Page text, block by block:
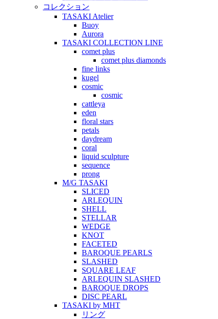
コレクション
TASAKI Atelier
Buoy
Aurora
TASAKI COLLECTION LINE
comet plus
comet plus diamonds
fine links
kugel
cosmic
cosmic
cattleya
eden
floral stars
petals
daydream
coral
liquid sculpture
sequence
prong
M/G TASAKI
SLICED
ARLEQUIN
SHELL
STELLAR
WEDGE
KNOT
FACETED
BAROQUE PEARLS
SLASHED
SQUARE LEAF
ARLEQUIN SLASHED
BAROQUE DROPS
DISC PEARL
TASAKI by MHT
リング